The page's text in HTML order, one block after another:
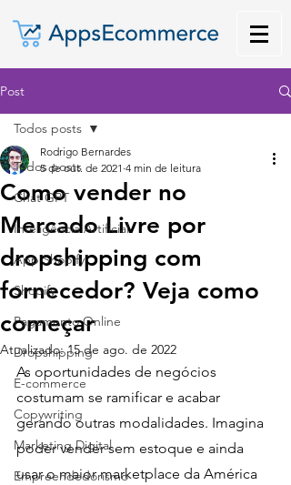
Post
Todos posts
Chat GPT
Inteligência Artificial
App Shopify
Shopify
Pagamento Online
Dropshipping
E-commerce
Copywriting
Marketing Digital
Empreendedorismo
Todos posts
Como vender no
Mercado Livre por
dropshipping com
fornecedor? Veja como
começar
Rodrigo Bernardes
5 de out. de 2021 4 min de leitura
Atualizado:15 de ago. de 2022
As oportunidades de negócios
costumam se ramificar e acabar
gerando outras modalidades. Imagina
poder vender sem estoque e ainda
usar o maior marketplace da América